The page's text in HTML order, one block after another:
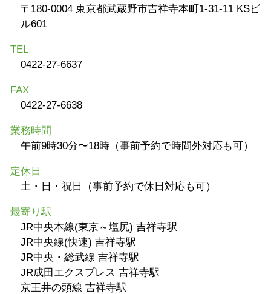
〒180-0004 東京都武蔵野市吉祥寺本町1-31-11 KSビ
ル601
TEL
0422-27-6637
FAX
0422-27-6638
業務時間
午前9時30分〜18時（事前予約で時間外対応も可）
定休日
土・日・祝日（事前予約で休日対応も可）
最寄り駅
JR中央本線(東京～塩尻) 吉祥寺駅
JR中央線(快速) 吉祥寺駅
JR中央・総武線 吉祥寺駅
JR成田エクスプレス 吉祥寺駅
京王井の頭線 吉祥寺駅